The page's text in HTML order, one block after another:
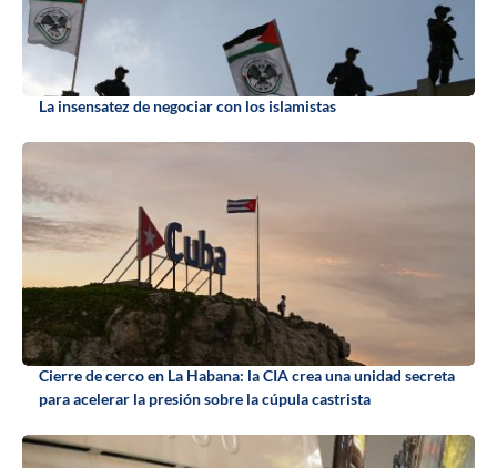
La insensatez de negociar con los islamistas
Cierre de cerco en La Habana: la CIA crea una unidad secreta
para acelerar la presión sobre la cúpula castrista